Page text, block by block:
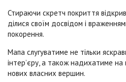
Стираючи скретч покриття
ділися своїм досвідом і
покорення.
Мапа слугуватиме не тільки
інтер’єру, а також надихатиме на
нових власних вершин.